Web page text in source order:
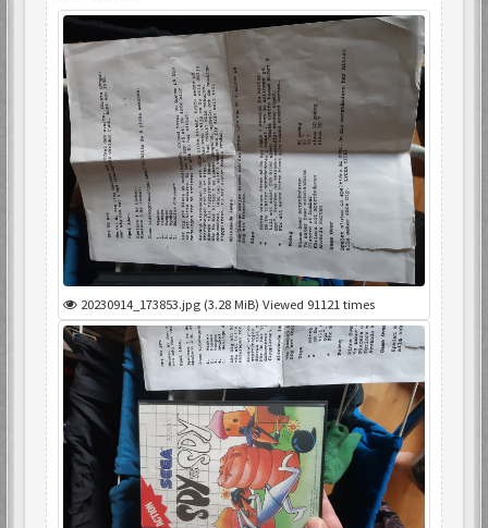
20230914_173853.jpg (3.28 MiB) Viewed 91121 times